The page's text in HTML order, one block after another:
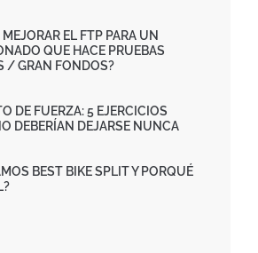
EL FTP PARA UN
QUE HACE PRUEBAS
/ GRAN FONDOS?
DE FUERZA: 5 EJERCICIOS
DEBERÍAN DEJARSE NUNCA
BEST BIKE SPLIT Y PORQUÉ